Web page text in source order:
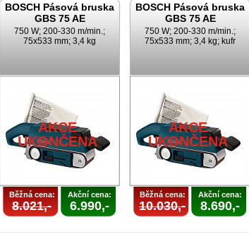
BOSCH Pásová bruska
GBS 75 AE
750 W; 200-330 m/min.;
75x533 mm; 3,4 kg
AKCE
UKONČENA
Běžná cena:
8.021,-
Akční cena:
6.990,-
BOSCH Pásová bruska
GBS 75 AE
750 W; 200-330 m/min.;
75x533 mm; 3,4 kg; kufr
AKCE
UKONČENA
Běžná cena:
10.030,-
Akční cena:
8.690,-